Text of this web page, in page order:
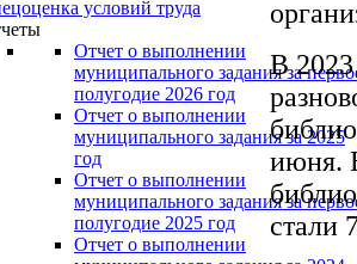
условий труда
Отчет о выполнении
муниципального задания за
полугодие 2026 год
Отчет о выполнении
муниципального задания за 2025
год
Отчет о выполнении
муниципального задания за
полугодие 2025 год
Отчет о выполнении
В 2023
июня.
стали